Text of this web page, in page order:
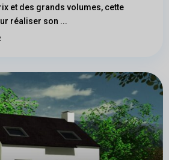
et des grands volumes, cette
réaliser son ...